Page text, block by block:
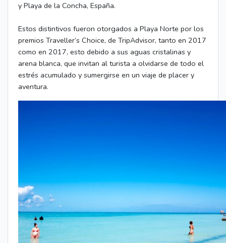
y Playa de la Concha, España.
Estos distintivos fueron otorgados a Playa Norte por los
premios Traveller’s Choice, de TripAdvisor, tanto en 2017
como en 2017, esto debido a sus aguas cristalinas y
arena blanca, que invitan al turista a olvidarse de todo el
estrés acumulado y sumergirse en un viaje de placer y
aventura.